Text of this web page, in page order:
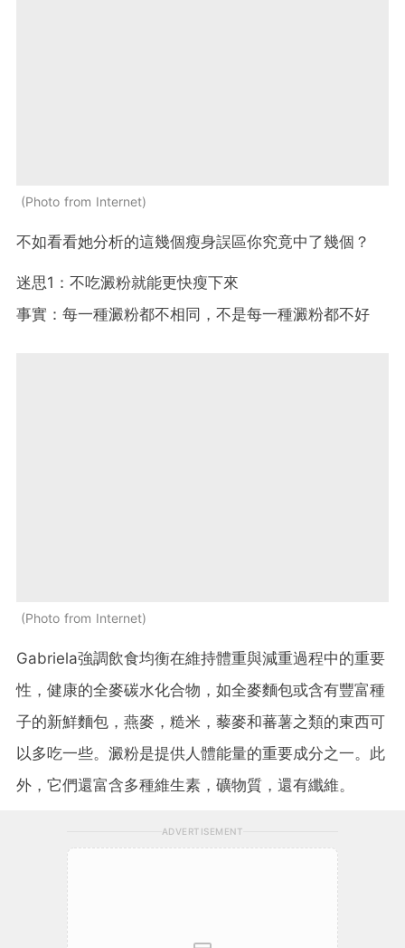
Photo from Internet
不如看看她分析的這幾個瘦身誤區你究竟中了幾個？
迷思1：不吃澱粉就能更快瘦下來
事實：每一種澱粉都不相同，不是每一種澱粉都不好
Photo from Internet
Gabriela強調飲食均衡在維持體重與減重過程中的重要
性，健康的全麥碳水化合物，如全麥麵包或含有豐富種
子的新鮮麵包，燕麥，糙米，藜麥和蕃薯之類的東西可
以多吃一些。澱粉是提供人體能量的重要成分之一。此
外，它們還富含多種維生素，礦物質，還有纖維。
ADVERTISEMENT